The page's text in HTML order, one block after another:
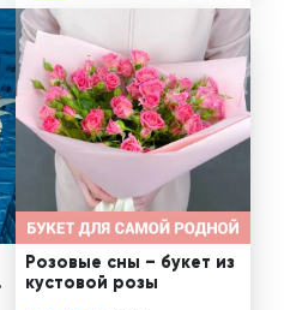
Розовые сны – букет из
кустовой розы